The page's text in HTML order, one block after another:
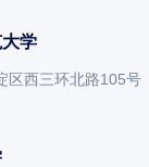
学
区西三环北路105号